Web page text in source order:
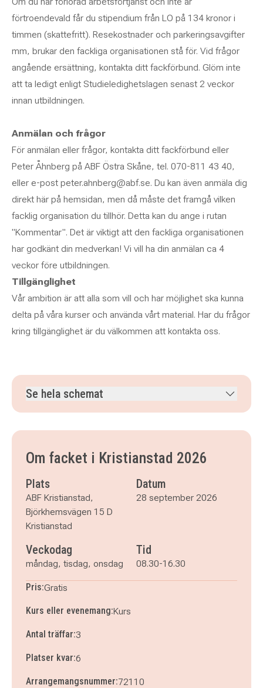
förtroendevald får du stipendium från LO på 134 kronor i
timmen (skattefritt). Resekostnader och parkeringsavgifter
mm, brukar den fackliga organisationen stå för. Vid frågor
angående ersättning, kontakta ditt fackförbund. Glöm inte
att ta ledigt enligt Studieledighetslagen senast 2 veckor
innan utbildningen.
Anmälan och frågor
För anmälan eller frågor, kontakta ditt fackförbund eller
Peter Åhnberg på ABF Östra Skåne, tel. 070-811 43 40,
eller e-post peter.ahnberg@abf.se. Du kan även anmäla dig
direkt här på hemsidan, men då måste det framgå vilken
facklig organisation du tillhör. Detta kan du ange i rutan
"Kommentar". Det är viktigt att den fackliga organisationen
har godkänt din medverkan! Vi vill ha din anmälan ca 4
veckor före utbildningen.
Tillgänglighet
Vår ambition är att alla som vill och har möjlighet ska kunna
delta på våra kurser och använda vårt material. Har du frågor
kring tillgänglighet är du välkommen att kontakta oss.
Se hela schemat
onsdag 30 september 2026
klockan 08.30–16.30
Om facket i Kristianstad 2026
Plats
ABF Kristianstad,
Björkhemsvägen 15 D
Kristianstad
Datum
28 september 2026
Veckodag
måndag, tisdag, onsdag
Tid
08.30-16.30
Pris:Gratis
Kurs eller evenemang:Kurs
Antal träffar:3
Platser kvar:6
Arrangemangsnummer:72110